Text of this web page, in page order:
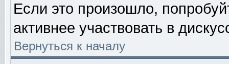
Если это произошло,
активнее участвовать в
Вернуться к началу